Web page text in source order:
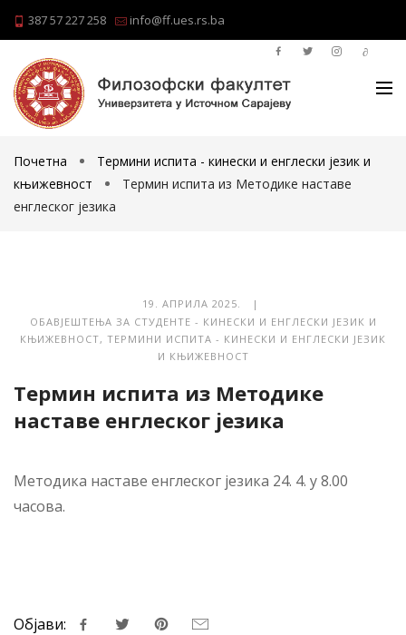
387 57 227 258 info@ff.ues.rs.ba
Почетна
Термини испита - кинески и енглески језик и
књижевност
Термин испита из Методике наставе
енглеског језика
19. АПРИЛА 2025. |
ОБАВЈЕШТЕЊА ЗА СТУДЕНТЕ - КИНЕСКИ И ЕНГЛЕСКИ ЈЕЗИК И
КЊИЖЕВНОСТ, ТЕРМИНИ ИСПИТА - КИНЕСКИ И ЕНГЛЕСКИ ЈЕЗИК
И КЊИЖЕВНОСТ
Термин испита из Методике
наставе енглеског језика
Методика наставе енглеског језика 24. 4. у 8.00
часова.
Објави: